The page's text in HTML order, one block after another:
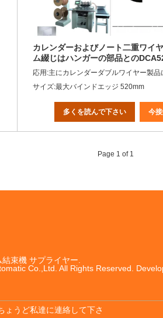
カレンダーおよびノート二重ワイ
ム綴じはハンガーの部品との
械で造ります
サイズ:最大バインドエッジ 520mm
多くを読んで下さい 今
Page 1 of 1
結束機 サプライヤー.
Co.,Ltd. All Rights Reserved.
ょうど私達に連絡して下さ